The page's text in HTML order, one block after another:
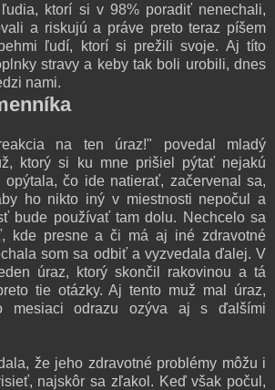
ktorí si v 98% poradiť nenechali,
a riskujú a práve preto teraz píšem
ľudí, ktorí si prežili svoje. Aj títo
stravy a keby tak boli urobili, dnes
nami.
na ten úraz!" povedal mladý
ktorý si ku mne prišiel pýtať nejakú
čo ide natierať, začervenal sa,
ho nikto iný v miestnosti nepočul a
bude používať tam dolu. Nechcelo sa
kde presne a či má aj iné zdravotné
som sa odbiť a vyzvedala ďalej. V
úraz, ktorý skončil rakovinou a tá
tie otázky. Aj tento muž mal úraz,
mesiaci odrazu ozýva aj s ďalšími
že jeho zdravotné problémy môžu i
najskôr sa zľakol. Keď však počul,